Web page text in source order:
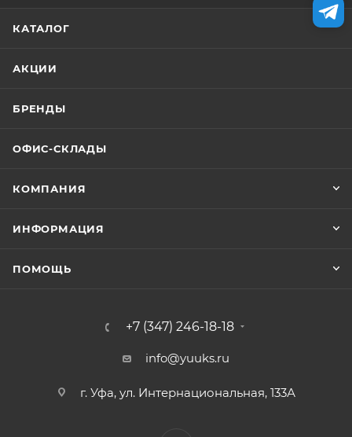
КАТАЛОГ
АКЦИИ
БРЕНДЫ
ОФИС-СКЛАДЫ
КОМПАНИЯ
ИНФОРМАЦИЯ
ПОМОЩЬ
+7 (347) 246-18-18
info@yuuks.ru
г. Уфа, ул. Интернациональная, 133А